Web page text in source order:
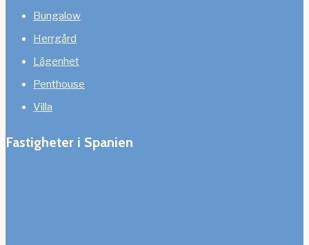
Bungalow
Herrgård
Lägenhet
Penthouse
Villa
Fastigheter i Spanien